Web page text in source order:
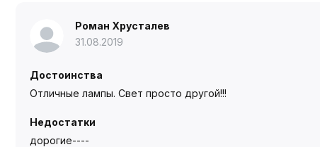
Роман Хрусталев
31.08.2019
Достоинства
Отличные лампы. Свет просто другой!!!
Недостатки
дорогие----